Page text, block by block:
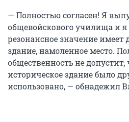
— Полностью согласен! Я
общевойскового училища и я
резонансное значение имеет
здание, намоленное место.
общественность не
историческое здание было
использовано, — обнадежил